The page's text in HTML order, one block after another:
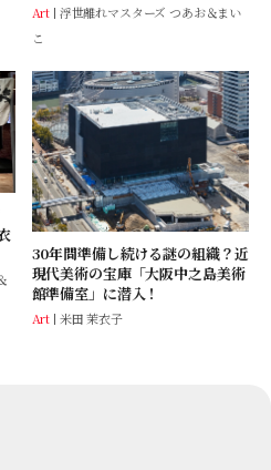
Art 浮世離れマスターズ つあお＆まい
こ
30年間準備し続ける謎の組織？近
現代美術の宝庫「大阪中之島美術
館準備室」に潜入！
Art 米田 茉衣子